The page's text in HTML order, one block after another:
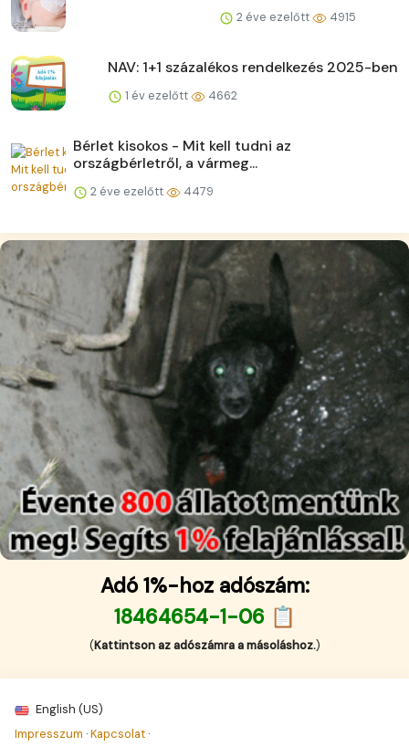
2 éve ezelőtt 4915
NAV: 1+1 százalékos rendelkezés 2025-ben
1 év ezelőtt 4662
Bérlet kisokos - Mit kell tudni az
országbérletről, a vármeg...
2 éve ezelőtt 4479
Adó 1%-hoz adószám:
18464654-1-06 📋
(Kattintson az adószámra a másoláshoz.)
English (US)
Impresszum ·Kapcsolat ·